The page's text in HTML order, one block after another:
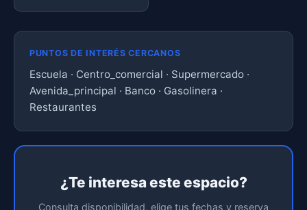
PUNTOS DE INTERÉS CERCANOS
Escuela · Centro_comercial · Supermercado ·
Avenida_principal · Banco · Gasolinera ·
Restaurantes
¿Te interesa este espacio?
Consulta disponibilidad, elige tus fechas y reserva